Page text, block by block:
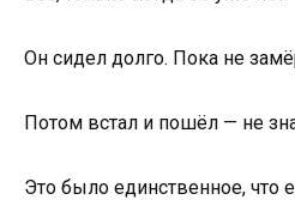
Он сидел долго. Пока не
Потом встал и пошёл — не
Это было единственное, что